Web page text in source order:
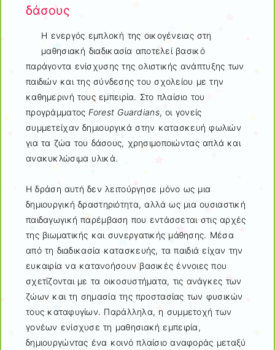
δάσους
Η ενεργός εμπλοκή της οικογένειας στη
μαθησιακή διαδικασία αποτελεί βασικό
παράγοντα ενίσχυσης της ολιστικής ανάπτυξης των
παιδιών και της σύνδεσης του σχολείου με την
καθημερινή τους εμπειρία. Στο πλαίσιο του
προγράμματος Forest Guardians, οι γονείς
συμμετείχαν δημιουργικά στην κατασκευή φωλιών
για τα ζώα του δάσους, χρησιμοποιώντας απλά και
ανακυκλώσιμα υλικά.
Η δράση αυτή δεν λειτούργησε μόνο ως μια
δημιουργική δραστηριότητα, αλλά ως μια ουσιαστική
παιδαγωγική παρέμβαση που εντάσσεται στις αρχές
της βιωματικής και συνεργατικής μάθησης. Μέσα
από τη διαδικασία κατασκευής, τα παιδιά είχαν την
ευκαιρία να κατανοήσουν βασικές έννοιες που
σχετίζονται με τα οικοσυστήματα, τις ανάγκες των
ζώων και τη σημασία της προστασίας των φυσικών
τους καταφυγίων. Παράλληλα, η συμμετοχή των
γονέων ενίσχυσε τη μαθησιακή εμπειρία,
δημιουργώντας ένα κοινό πλαίσιο αναφοράς μεταξύ